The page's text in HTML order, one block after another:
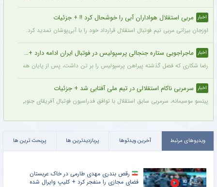
اخبار مربی استقلال هواداران آبی را خوشحال کرد !! + جزئیات
اوزجان بیزاتی مربی تیم فوتبال استقلال قرارداد خود را با آبی‌پوشان تمدید کرد.
اخبار ماجراجویی ستاره جنجالی پرسپولیس در فوتبال ایران ادامه دارد + جزئیات
رضا شکاری که فصل گذشته پیراهن پرسپولیس را بر تن داشت، پس از پایان همکاری با
اخبار سرمربی ناکام استقلالی در تیم ملی آفتابی شد + جزئیات
پیتسو موسیمانه، سرمربی سابق استقلال با توافق فدراسیون فوتبال آفریقای جنوبی
ویدیوهای مرتبط آخرین ویدئوها پربازدیدترین ها پربحث ترین ها
رقص بندری مهدی طارمی در خاک عربستان
فضای مجازی را منفجر کرد + کلیپ وایرال شده